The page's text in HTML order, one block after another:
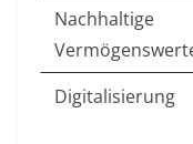
Nachhaltige
Digitalisierung